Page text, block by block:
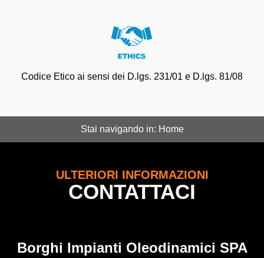
Codice Etico ai sensi dei D.lgs. 231/01 e D.lgs. 81/08
Stai navigando in: Home
ULTERIORI INFORMAZIONI
CONTATTACI
Borghi Impianti Oleodinamici SPA